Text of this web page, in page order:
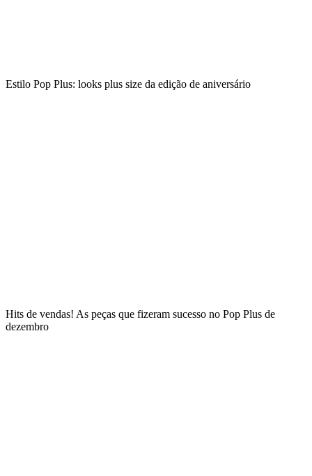
Estilo Pop Plus: looks plus size da edição de aniversário
Hits de vendas! As peças que fizeram sucesso no Pop Plus de
dezembro